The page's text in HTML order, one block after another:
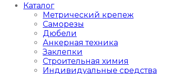
Каталог
Метрический крепеж
Саморезы
Дюбели
Анкерная техника
Заклепки
Строительная химия
Индивидуальные средства